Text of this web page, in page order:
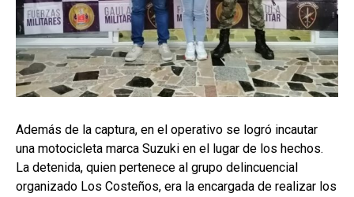
Además de la captura, en el operativo se logró incautar
una motocicleta marca Suzuki en el lugar de los hechos.
La detenida, quien pertenece al grupo delincuencial
organizado Los Costeños, era la encargada de realizar los